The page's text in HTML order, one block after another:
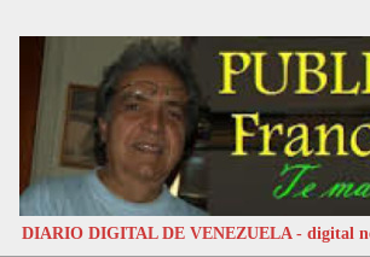
DIARIO DIGITAL DE VENEZUELA - digital